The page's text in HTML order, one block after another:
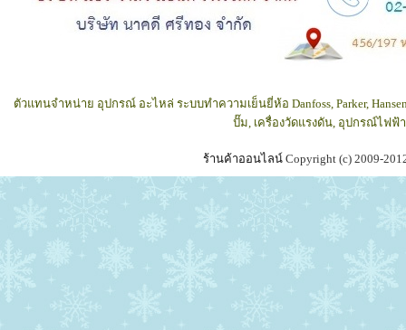
ตัวแทนจำหน่าย อุปกรณ์ อะไหล่ ระบบทำความเย็นยี่ห้อ Danfoss, Parker,
ปั๊ม, เครื่องวัดแรงดัน, อุปกรณ์ไฟฟ้
ร้านค้าออนไลน์Copyright (c) 2009-